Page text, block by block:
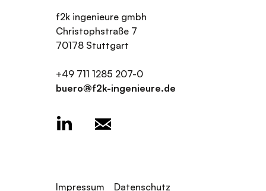
f2k ingenieure gmbh
Christophstraße 7
70178 Stuttgart
+49 711 1285 207-0
buero@f2k-ingenieure.de
Impressum Datenschutz